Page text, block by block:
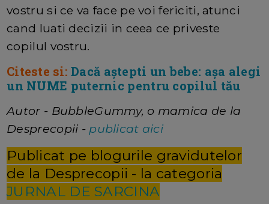
vostru si ce va face pe voi fericiti, atunci
cand luati decizii in ceea ce priveste
copilul vostru.
Citeste si:Dacă aștepti un bebe: așa alegi
un NUME puternic pentru copilul tău
Autor - BubbleGummy, o mamica de la
Desprecopii - publicat aici
Publicat pe blogurile gravidutelor
de la Desprecopii - la categoria
JURNAL DE SARCINA